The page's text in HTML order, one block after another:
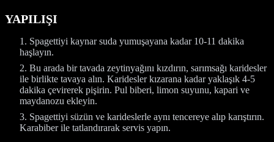
YAPILIŞI
Spagettiyi kaynar suda yumuşayana kadar 10-11 dakika
haşlayın.
Bu arada bir tavada zeytinyağını kızdırın, sarımsağı karidesler
ile birlikte tavaya alın. Karidesler kızarana kadar yaklaşık 4-5
dakika çevirerek pişirin. Pul biberi, limon suyunu, kapari ve
maydanozu ekleyin.
Spagettiyi süzün ve karideslerle aynı tencereye alıp karıştırın.
Karabiber ile tatlandırarak servis yapın.